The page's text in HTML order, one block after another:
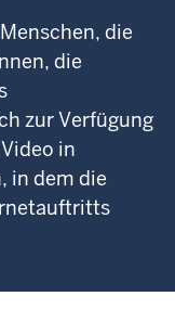
die
die
zur Verfügung
in
in dem die